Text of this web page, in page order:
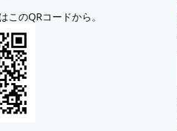
このQRコードから。